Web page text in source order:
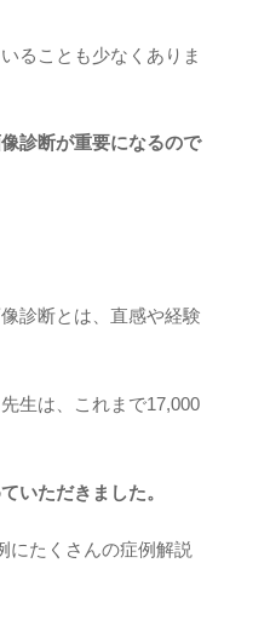
ることも少なくありま
診断が重要になるので
診断とは、直感や経験
生は、これまで17,000
いただきました。
にたくさんの症例解説